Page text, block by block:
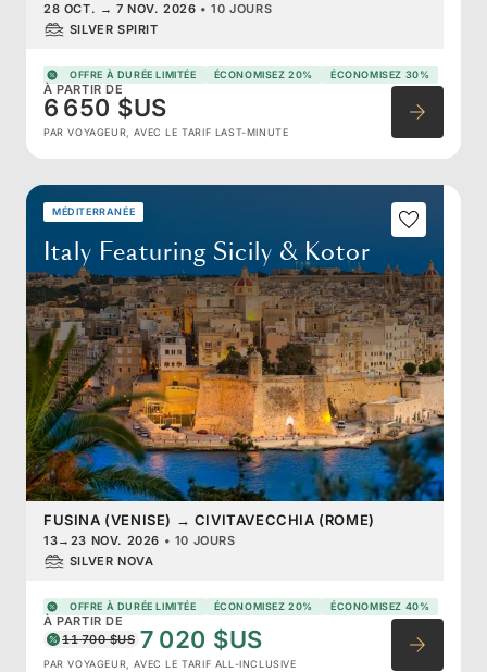
28 OCT. → 7 NOV. 2026 •10 JOURS
SILVER SPIRIT
OFFRE À DURÉE LIMITÉE ÉCONOMISEZ 20% ÉCONOMISEZ 30%
À PARTIR DE
6 650 $US
PAR VOYAGEUR, AVEC LE TARIF LAST-MINUTE
MÉDITERRANÉE
Italy Featuring Sicily & Kotor
FUSINA (VENISE) → CIVITAVECCHIA (ROME)
13→ 23 NOV. 2026 • 10 JOURS
SILVER NOVA
OFFRE À DURÉE LIMITÉE ÉCONOMISEZ 20% ÉCONOMISEZ 40%
À PARTIR DE
11 700 $US 7 020 $US
PAR VOYAGEUR, AVEC LE TARIF ALL-INCLUSIVE